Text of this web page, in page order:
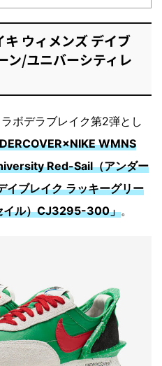
ウィメンズ デイブ
ン/ユニバーシティレ
ボデラブレイク第2弾とし
WMNS
Red-Sail（アンダー
イブレイク ラッキーグリー
イル）CJ3295-300」。